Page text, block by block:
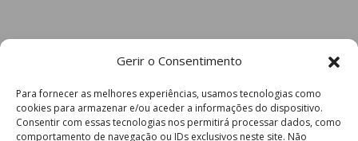
Gerir o Consentimento
Para fornecer as melhores experiências, usamos tecnologias como
cookies para armazenar e/ou aceder a informações do dispositivo.
Consentir com essas tecnologias nos permitirá processar dados, como
comportamento de navegação ou IDs exclusivos neste site. Não